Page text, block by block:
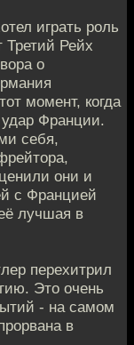
играть роль
Рейх
о
момент, когда
Франции.
себя,
они и
с Францией
лучшая в
перехитрил
Это очень
- на самом
в